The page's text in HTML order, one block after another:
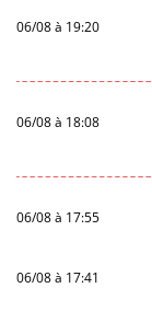
06/08 à 19:20
06/08 à 18:08
06/08 à 17:55
06/08 à 17:41